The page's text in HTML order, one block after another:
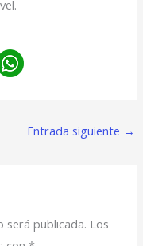
Entrada siguiente →
será publicada. Los